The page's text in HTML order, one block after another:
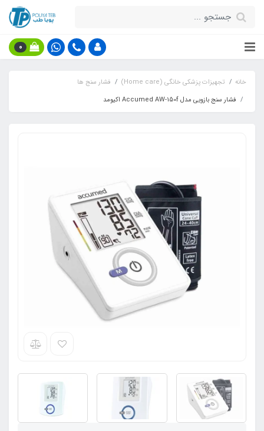
0
خانه تجهیزات پزشکی خانگی (Home care)
فشار سنج ها
فشار سنج بازویی مدل Accumed AW-150f اکیومد